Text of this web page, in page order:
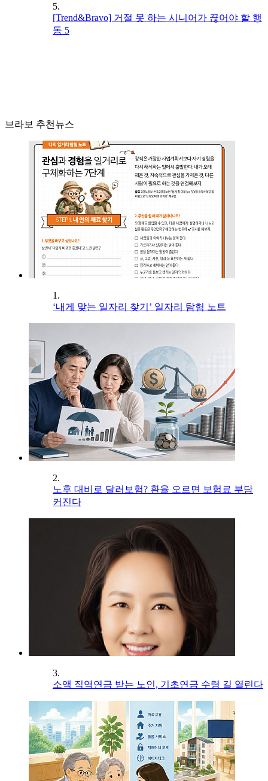
5.
[Trend&Bravo] 거절 못 하는 시니어가 끊어야 할 행
동 5
브라보 추천뉴스
1.
‘내게 맞는 일자리 찾기’ 일자리 탐험 노트
2.
노후 대비로 달러보험? 환율 오르면 보험료 부담
커진다
3.
소액 직역연금 받는 노인, 기초연금 수령 길 열린다